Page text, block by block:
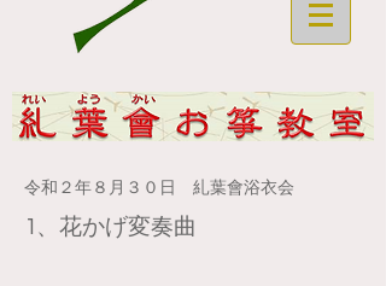
令和２年８月３０日 糺葉會浴衣会
​1、花かげ変奏曲